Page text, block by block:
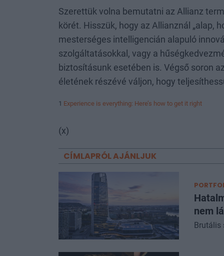
Szerettük volna bemutatni az Allianz
körét. Hisszük, hogy az Allianznál „alap,
mesterséges intelligencián alapuló
szolgáltatásokkal, vagy a
biztosításunk esetében is. Végső soron
életének részévé váljon, hogy
1 Experience is everything: Here’s how to get it right
(x)
CÍMLAPRÓL AJÁNLJUK
nem
Brutális